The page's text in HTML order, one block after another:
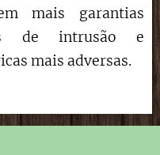
mais garantias
de intrusão e
mais adversas.